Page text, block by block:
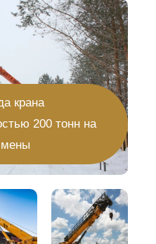
крана
200 тонн на